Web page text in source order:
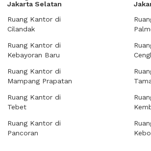
Jakarta Selatan
Ruang Kantor di
Cilandak
Ruang Kantor di
Kebayoran Baru
Ruang Kantor di
Mampang Prapatan
Ruang Kantor di
Tebet
Ruang Kantor di
Pancoran